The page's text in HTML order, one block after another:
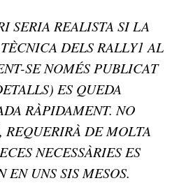
SERIA REALISTA SI LA
DELS RALLY1 AL
SE NOMÉS PUBLICAT
ES QUEDA
RÀPIDAMENT. NO
REQUERIRÀ DE MOLTA
NECESSÀRIES ES
EN UNS SIS MESOS.